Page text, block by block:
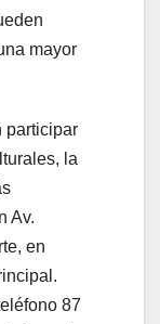
mayor
participar
la
Av.
en
87